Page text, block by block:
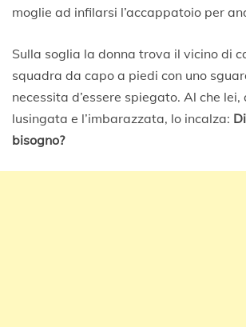
moglie ad infilarsi l’accappatoio per
Sulla soglia la donna trova il vicino di
squadra da capo a piedi con uno
necessita d’essere spiegato. Al che
lusingata e l’imbarazzata, lo incalza:
bisogno?